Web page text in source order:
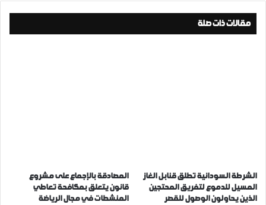
مقالات ذات صلة
الشرطة السودانية تطلق قنابل الغاز
المسيل للدموع لتفريق المحتجين
الذين يحاولون الوصول للقصر
المصادقة بالإجماع على مشروع
قانون يتعلق بمكافحة تعاطي
المنشطات في مجال الرياضة